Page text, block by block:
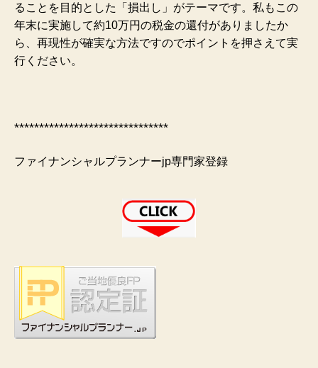
ることを目的とした「損出し」がテーマです。私もこの
年末に実施して約10万円の税金の還付がありましたか
ら、再現性が確実な方法ですのでポイントを押さえて実
行ください。
*******************************
ファイナンシャルプランナーjp専門家登録